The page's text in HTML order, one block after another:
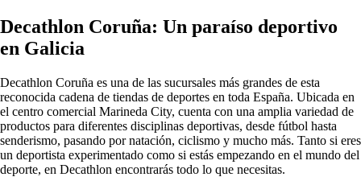
Decathlon Coruña: Un paraíso deportivo
en Galicia
Decathlon Coruña es una de las sucursales más grandes de esta
reconocida cadena de tiendas de deportes en toda España. Ubicada en
el centro comercial Marineda City, cuenta con una amplia variedad de
productos para diferentes disciplinas deportivas, desde fútbol hasta
senderismo, pasando por natación, ciclismo y mucho más. Tanto si eres
un deportista experimentado como si estás empezando en el mundo del
deporte, en Decathlon encontrarás todo lo que necesitas.